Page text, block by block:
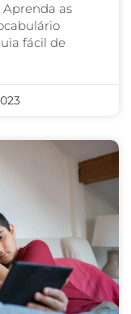
Aprenda as
fácil de